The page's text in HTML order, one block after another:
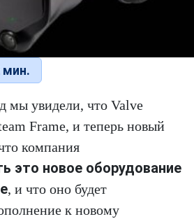
мин.
мы увидели, что Valve
Frame, и теперь новый
компания
это новое оборудование
, и что оно будет
к новому